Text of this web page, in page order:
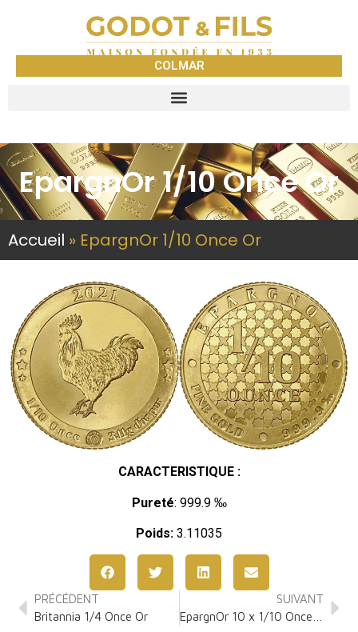
COLMAR
EpargnOr 1/10 Once Or
Accueil » EpargnOr 1/10 Once Or
CARACTERISTIQUE :
Pureté: 999.9 ‰
Poids: 3.11035
PRÉCÉDENT
Britannia 1/4 Once Or
SUIVANT